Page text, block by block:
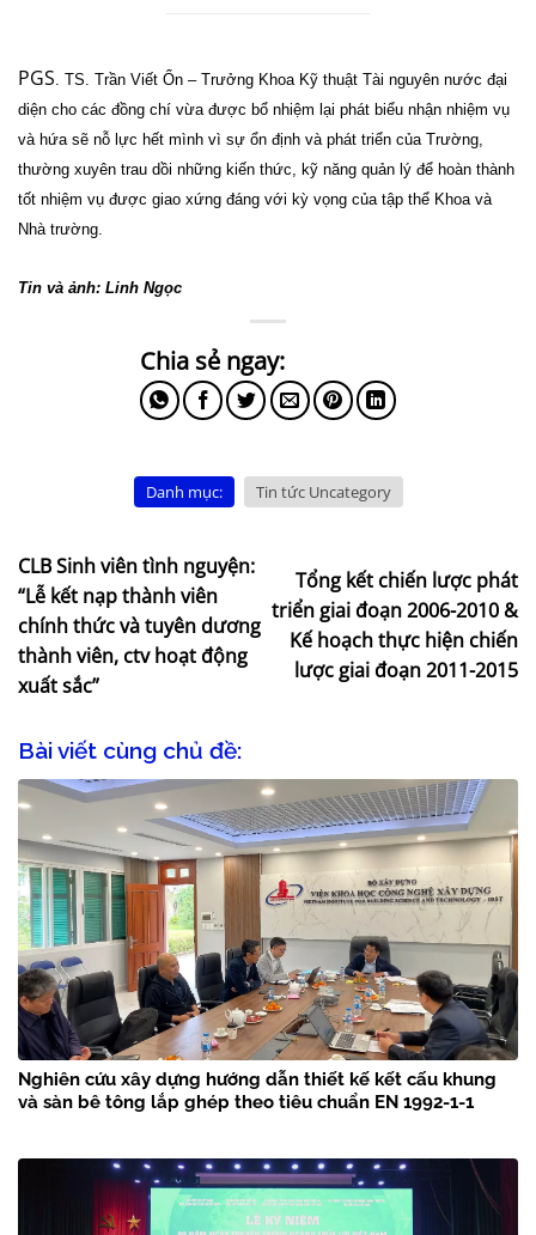
PGS. TS. Trần Viết Ổn – Trưởng Khoa Kỹ thuật Tài nguyên nước đại
diện cho các đồng chí vừa được bổ nhiệm lại phát biểu nhận nhiệm vụ
và hứa sẽ nỗ lực hết mình vì sự ổn định và phát triển của Trường,
thường xuyên trau dồi những kiến thức, kỹ năng quản lý để hoàn thành
tốt nhiệm vụ được giao xứng đáng với kỳ vọng của tập thể Khoa và
Nhà trường.
Tin và ảnh: Linh Ngọc
Danh mục: Tin tức Uncategory
CLB Sinh viên tình nguyện:
“Lễ kết nạp thành viên
chính thức và tuyên dương
thành viên, ctv hoạt động
xuất sắc”
Tổng kết chiến lược phát
triển giai đoạn 2006-2010 &
Kế hoạch thực hiện chiến
lược giai đoạn 2011-2015
Bài viết cùng chủ đề:
Nghiên cứu xây dựng hướng dẫn thiết kế kết cấu khung
và sàn bê tông lắp ghép theo tiêu chuẩn EN 1992-1-1